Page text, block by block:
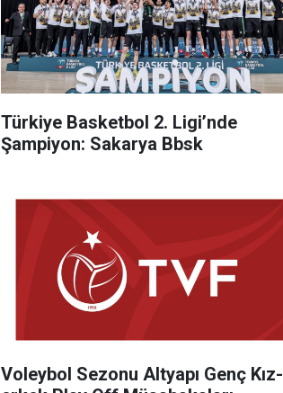
Türkiye Basketbol 2. Ligi’nde
Şampiyon: Sakarya Bbsk
Voleybol Sezonu Altyapı Genç Kız-